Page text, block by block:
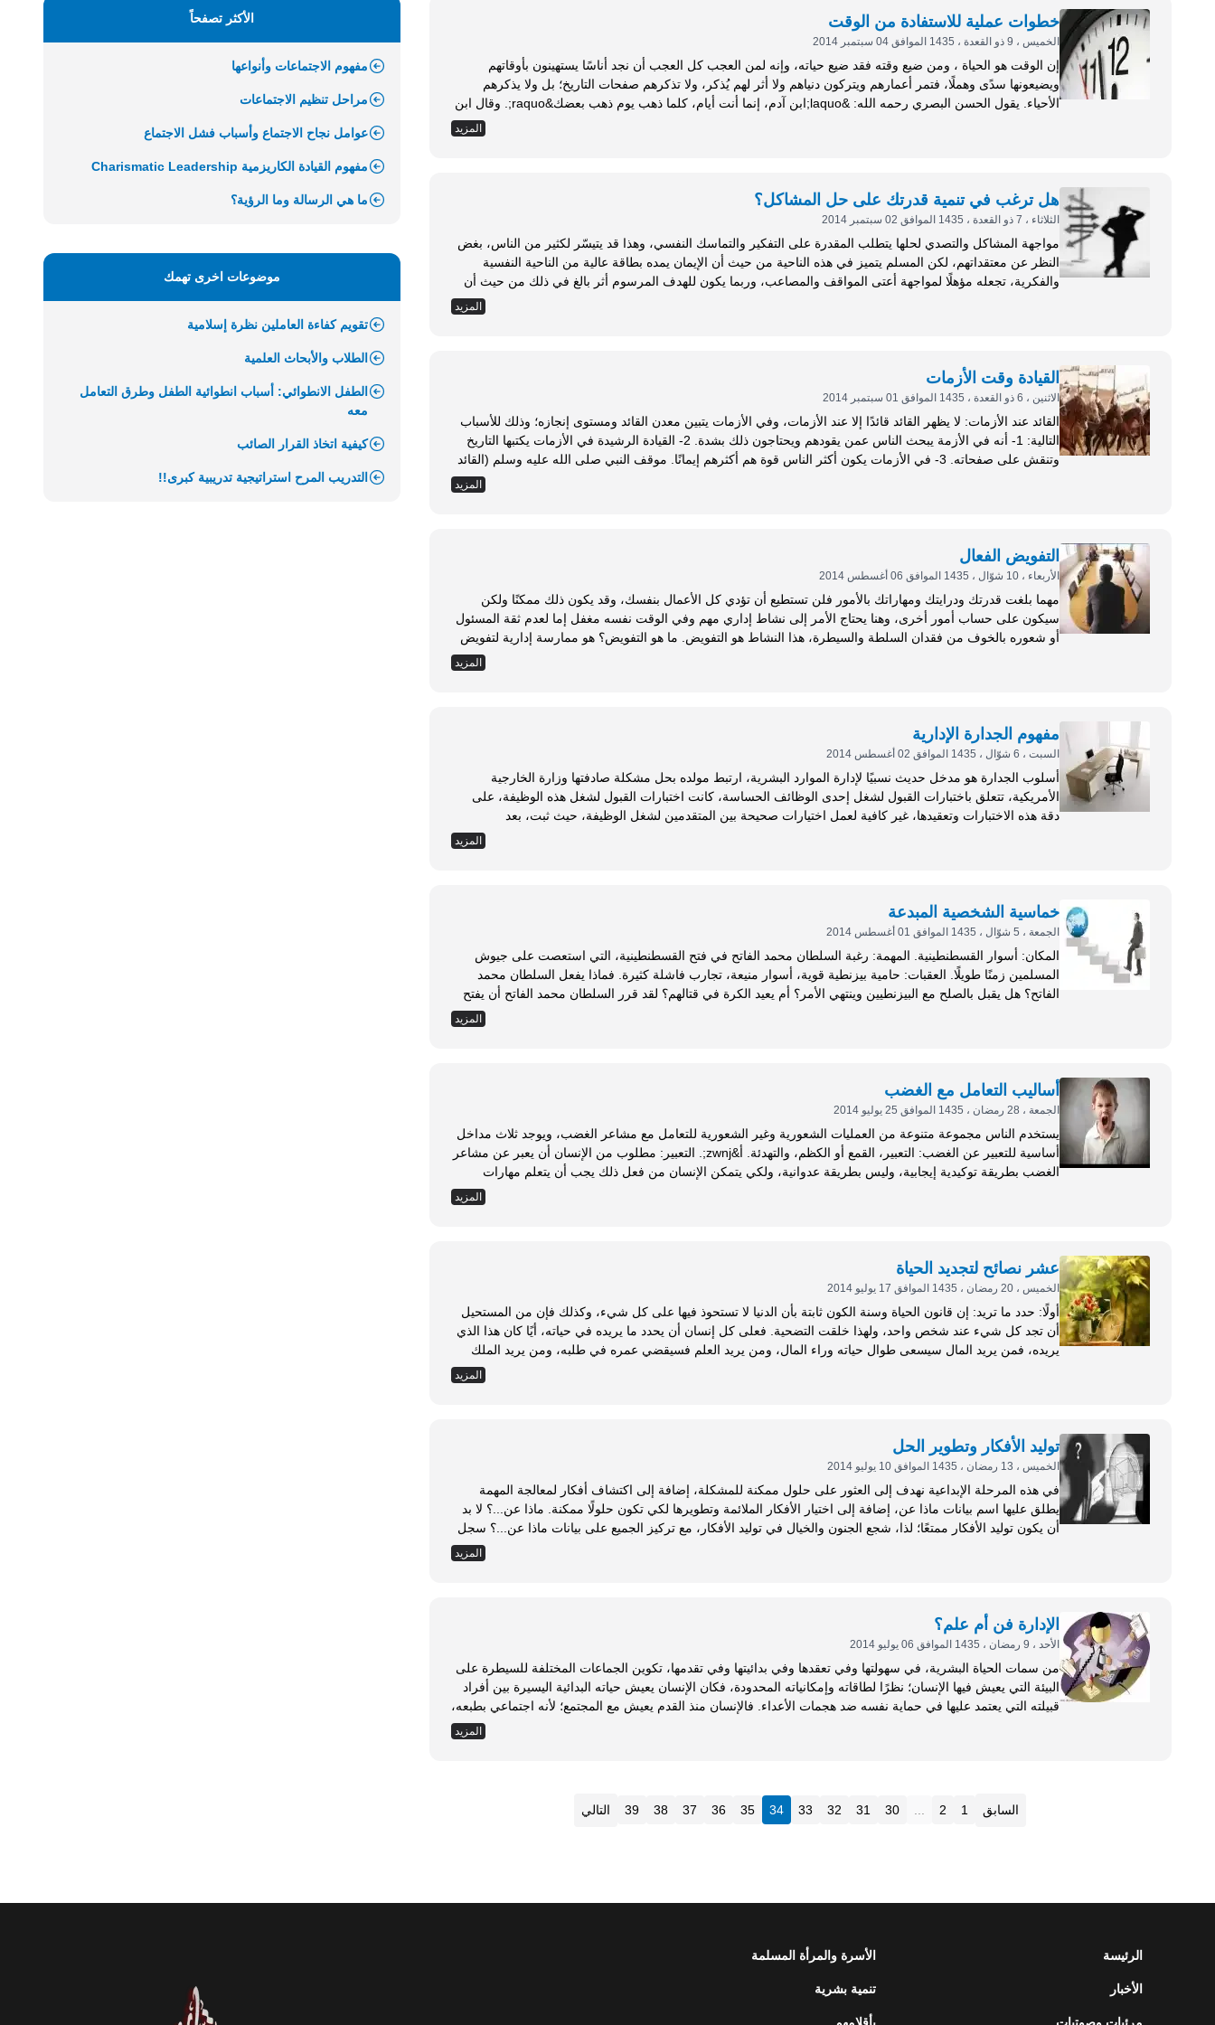
خطوات عملية للاستفادة من الوقت
الخميس ، 9 ذو القعدة ، 1435 الموافق 04 سبتمبر 2014
إن الوقت هو الحياة ، ومن ضيع وقته فقد ضيع حياته، وإنه لمن العجب كل العجب أن نجد أناسًا يستهينون بأوقاتهم
ويضيعونها سدًى وهملًا، فتمر أعمارهم ويتركون دنياهم ولا أثر لهم يُذكر، ولا تذكرهم صفحات التاريخ؛ بل ولا يذكرهم
الأحياء. يقول الحسن البصري رحمه الله: &laquo;ابن آدم، إنما أنت أيام، كلما ذهب يوم ذهب بعضك&raquo;. وقال ابن
مسعود رضي الله عنه: &laquo;إني لأكره أن أرى الرجل فارغًا؛ ليس في عمل آخرة ولا عمل دنيا&raquo;. وقال الحسن:
&laquo;بادر أجلك، ولا تقل غدًا غدًا؛ فإنك لا تدري متى تصير إلى الله&raquo;. وقال أبو الوفاء بن عقيل: &laquo;إني لا
المزيد
هل ترغب في تنمية قدرتك على حل المشاكل؟
الثلاثاء ، 7 ذو القعدة ، 1435 الموافق 02 سبتمبر 2014
مواجهة المشاكل والتصدي لحلها يتطلب المقدرة على التفكير والتماسك النفسي، وهذا قد يتيسّر لكثير من الناس، بغض
النظر عن معتقداتهم، لكن المسلم يتميز في هذه الناحية من حيث أن الإيمان يمده بطاقة عالية من الناحية النفسية
والفكرية، تجعله مؤهلًا لمواجهة أعتى المواقف والمصاعب، وربما يكون للهدف المرسوم أثر بالغ في ذلك من حيث أن
المسلم يحتسب أمره كله لله، فإذا صبر وكابد فهو لله، وهو يطمح لنيل رضوانه وجنّته، أي أن عنده هدفًا أسمى وغاية
قصوى، حتى ولو لم تتحقق الأهداف الدنيوية. ما هي المشكلة، وما هي أنواعها؟ يمكن تعريف المشكلة بأنها: الشعور أو
المزيد
القيادة وقت الأزمات
الاثنين ، 6 ذو القعدة ، 1435 الموافق 01 سبتمبر 2014
القائد عند الأزمات: لا يظهر القائد قائدًا إلا عند الأزمات، وفي الأزمات يتبين معدن القائد ومستوى إنجازه؛ وذلك للأسباب
التالية: 1- أنه في الأزمة يبحث الناس عمن يقودهم ويحتاجون ذلك بشدة. 2- القيادة الرشيدة في الأزمات يكتبها التاريخ
وتنقش على صفحاته. 3- في الأزمات يكون أكثر الناس قوة هم أكثرهم إيمانًا. موقف النبي صلى الله عليه وسلم (القائد
الأول) في الأزمات: لقد كان موقف النبي صلى الله عليه وسلم، كقائد لهذه الأمة، نموذجًا لمواقف القادة عند الأزمات،
وهاك أمثلة: 1- تعلقه صلى الله عليه وسلم بربه سبحانه وتعالى: - ففي غزوة بدر ظل النبي صلى الله عليه وسلم رافعًا
المزيد
التفويض الفعال
الأربعاء ، 10 شوّال ، 1435 الموافق 06 أغسطس 2014
مهما بلغت قدرتك ودرايتك ومهاراتك بالأمور فلن تستطيع أن تؤدي كل الأعمال بنفسك، وقد يكون ذلك ممكنًا ولكن
سيكون على حساب أمور أخرى، وهنا يحتاج الأمر إلى نشاط إداري مهم وفي الوقت نفسه مغفل إما لعدم ثقة المسئول
أو شعوره بالخوف من فقدان السلطة والسيطرة، هذا النشاط هو التفويض. ما هو التفويض؟ هو ممارسة إدارية لتفويض
المهام والصلاحيات للآخرين، دون التخلي عن النتائج . إن التفويض هو مفتاح المدير الناجح للتفوق والإبداع ، والتفويض
كغيره من العمليات الديناميكية يشترك فيه عناصر عديدة؛ مثل: المفوِض، والمفوَض، ونوعية العمل المفوض، ومناسبة
المزيد
مفهوم الجدارة الإدارية
السبت ، 6 شوّال ، 1435 الموافق 02 أغسطس 2014
أسلوب الجدارة هو مدخل حديث نسبيًا لإدارة الموارد البشرية، ارتبط مولده بحل مشكلة صادفتها وزارة الخارجية
الأمريكية، تتعلق باختبارات القبول لشغل إحدى الوظائف الحساسة، كانت اختبارات القبول لشغل هذه الوظيفة، على
دقة هذه الاختبارات وتعقيدها، غير كافية لعمل اختيارات صحيحة بين المتقدمين لشغل الوظيفة، حيث ثبت، بعد
للناجحين منهم، بعد التعيين، في ميدان العمل. لذا، لجأت الخارجية الأمريكية إلى الخبير الإداري (ماك ماكيلاند) للمساعدة
المزيد
خماسية الشخصية المبدعة
الجمعة ، 5 شوّال ، 1435 الموافق 01 أغسطس 2014
المكان: أسوار القسطنطينية. المهمة: رغبة السلطان محمد الفاتح في فتح القسطنطينية، التي استعصت على جيوش
المسلمين زمنًا طويلًا. العقبات: حامية بيزنطية قوية، أسوار منيعة، تجارب فاشلة كثيرة. فماذا يفعل السلطان محمد
الفاتح؟ هل يقبل بالصلح مع البيزنطيين وينتهي الأمر؟ أم يعيد الكرة في قتالهم؟ لقد قرر السلطان محمد الفاتح أن يفتح
القسطنطينية، فبدأ يقصف دفاعات المدينة بالمدافع، ولكن يحتاج إلى طريقة يُدْخِلُ بها السفن الإسلامية إلى شواطئ
البحر، ولكن كيف وهي في مرمى مدافع البيزنطيين؟! فلاحت له فكرة مبدعة، وهي أن يقوم بتفكيك السفن البحرية،
المزيد
أساليب التعامل مع الغضب
الجمعة ، 28 رمضان ، 1435 الموافق 25 يوليو 2014
يستخدم الناس مجموعة متنوعة من العمليات الشعورية وغير الشعورية للتعامل مع مشاعر الغضب، ويوجد ثلاث مداخل
أساسية للتعبير عن الغضب: التعبير، القمع أو الكظم، والتهدئة. أ&zwnj;. التعبير: مطلوب من الإنسان أن يعبر عن مشاعر
الغضب بطريقة توكيدية إيجابية، وليس بطريقة عدوانية، ولكي يتمكن الإنسان من فعل ذلك يجب أن يتعلم مهارات
التعبير الإيجابي الصريح عن احتياجاته، مهارات إشباع أو تحقيق هذه الاحتياجات دون الإضرار بالآخرين، وعندما يقال إنه
يجب على الإنسان أن يعبر عن الغضب بطريقة توكيدية ليس معناه أن يصبح لحوحًا كثير المطالب مسيطرًا أو متسلطًا
المزيد
عشر نصائح لتجديد الحياة
الخميس ، 20 رمضان ، 1435 الموافق 17 يوليو 2014
أولًا: حدد ما تريد: إن قانون الحياة وسنة الكون ثابتة بأن الدنيا لا تستحوذ فيها على كل شيء، وكذلك فإن من المستحيل
أن تجد كل شيء عند شخص واحد، ولهذا خلقت التضحية. فعلى كل إنسان أن يحدد ما يريده في حياته، أيًا كان هذا الذي
يريده، فمن يريد المال سيسعى طوال حياته وراء المال، ومن يريد العلم فسيقضي عمره في طلبه، ومن يريد الملك
والسلطان فسوف يبذل أقصى ما يستطيع ليحصل على تلك السلطة، وهكذا على كل إنسان أن يحدد ما الذي يريده،المزيد
توليد الأفكار وتطوير الحل
الخميس ، 13 رمضان ، 1435 الموافق 10 يوليو 2014
في هذه المرحلة الإبداعية نهدف إلى العثور على حلول ممكنة للمشكلة، إضافة إلى اكتشاف أفكار لمعالجة المهمة
يطلق عليها اسم بيانات ماذا عن، إضافة إلى اختيار الأفكار الملائمة وتطويرها لكي تكون حلولًا ممكنة. ماذا عن...؟ لا بد
أن يكون توليد الأفكار ممتعًا؛ لذا، شجع الجنون والخيال في توليد الأفكار، مع تركيز الجميع على بيانات ماذا عن...؟ سجل
هذه الأفكار، وركز على الساذجة منها، اجعل فريق التفكير يبقى في حركة دائمة أثناء حلقة ابتكار الأفكار. طرق وتقنيات
توليد الأفكار ماذا عن...؟ التفكير الاستعاري: يساعدنا في رؤية الحقيقة بنشاط أكثر، والتفكير الاستعاري أو المجازي
المزيد
الإدارة فن أم علم؟
الأحد ، 9 رمضان ، 1435 الموافق 06 يوليو 2014
من سمات الحياة البشرية، في سهولتها وفي تعقدها وفي بدائيتها وفي تقدمها، تكوين الجماعات المختلفة للسيطرة على
البيئة التي يعيش فيها الإنسان؛ نظرًا لطاقاته وإمكانياته المحدودة، فكان الإنسان يعيش حياته البدائية اليسيرة بين أفراد
قبيلته التي يعتمد عليها في حماية نفسه ضد هجمات الأعداء. فالإنسان منذ القدم يعيش مع المجتمع؛ لأنه اجتماعي بطبعه،
لا يحب أن يعيش منعزلًا عن الناس، فالإدارة وسيلة مهمة لتسيير أمر المجتمع والفرد نحو أهدافها، وكذلك مهمة لتسيير
أمور المؤسسة نحو تحقيق أهدافها، فتطبيق الإدارة داخل المؤسسة، سواء كانت كبيرة أو صغيرة، تجارية أو صناعية،
المزيد
السابق 1
2
30
31
32
33
34
35
36
37
38
39 التالي
الأكثر تصفحاً
مفهوم الاجتماعات وأنواعها
مراحل تنظيم الاجتماعات
عوامل نجاح الاجتماع وأسباب فشل الاجتماع
مفهوم القيادة الكاريزمية Charismatic Leadership
ما هي الرسالة وما الرؤية؟
موضوعات اخرى تهمك
تقويم كفاءة العاملين نظرة إسلامية
الطلاب والأبحاث العلمية
الطفل الانطوائي: أسباب انطوائية الطفل وطرق التعامل
معه
كيفية اتخاذ القرار الصائب
التدريب المرح استراتيجية تدريبية كبرى!!
الرئيسة
الأخبار
الأسرة والمرأة المسلمة
تنمية بشرية